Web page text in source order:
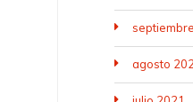
agosto